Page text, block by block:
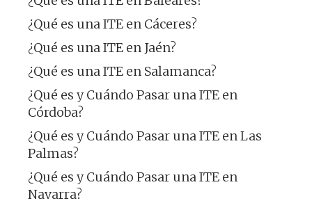
¿Qué es una ITE en Cáceres?
¿Qué es una ITE en Jaén?
¿Qué es una ITE en Salamanca?
¿Qué es y Cuándo Pasar una ITE en
Córdoba?
¿Qué es y Cuándo Pasar una ITE en Las
Palmas?
¿Qué es y Cuándo Pasar una ITE en
Navarra?